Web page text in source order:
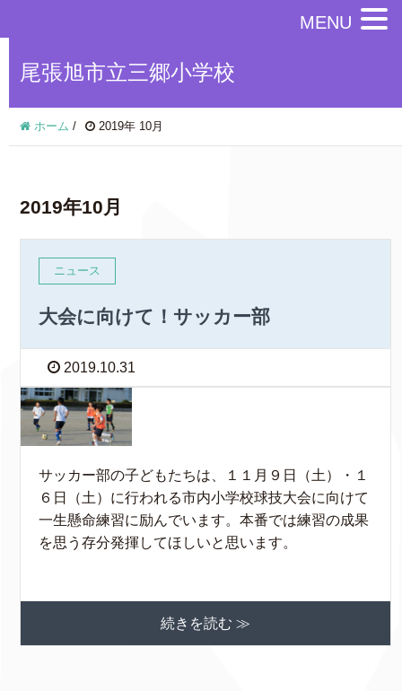
尾張旭市立三郷小学校
ホーム / 2019年 10月
2019年10月
ニュース
大会に向けて！サッカー部
2019.10.31
サッカー部の子どもたちは、１１月９日（土）・１
６日（土）に行われる市内小学校球技大会に向けて
一生懸命練習に励んでいます。本番では練習の成果
を思う存分発揮してほしいと思います。
続きを読む ≫
MENU